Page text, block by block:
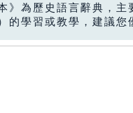
》為歷史語言辭典，
的學習或教學，建議您